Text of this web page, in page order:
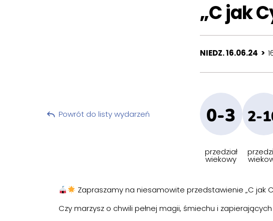
„C jak
NIEDZ. 16.06.24 >
0-3
przedział
wiekowy
2-
Powrót do listy wydarzeń
Zapraszamy na niesamowite przedstawienie „C jak
Czy marzysz o chwili pełnej magii, śmiechu i